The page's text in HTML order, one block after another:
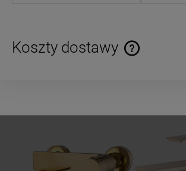
Koszty dostawy
Cena nie zawiera ewentualnych kosztów